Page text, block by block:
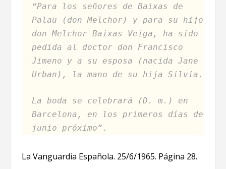
“Para los señores de Baixas de
Palau (don Melchor) y para su hijo
don Melchor Baixas Veiga, ha sido
pedida al doctor don Francisco
Jimeno y a su esposa (nacida Jane
Urban), la mano de su hija Silvia .
La boda se celebrará (D. m.) en
Barcelona, en los primeros días de
junio próximo”.
La Vanguardia Española. 25/6/1965. Página 28.